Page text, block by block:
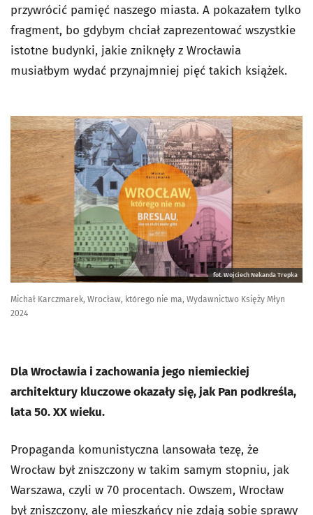
przywrócić pamięć naszego miasta. A pokazałem tylko
fragment, bo gdybym chciał zaprezentować wszystkie
istotne budynki, jakie zniknęły z Wrocławia
musiałbym wydać przynajmniej pięć takich książek.
fot. Wojciech Nekanda Trepka
Michał Karczmarek, Wrocław, którego nie ma, Wydawnictwo Księży Młyn
2024
Dla Wrocławia i zachowania jego niemieckiej
architektury kluczowe okazały się, jak Pan podkreśla,
lata 50. XX wieku.
Propaganda komunistyczna lansowała tezę, że
Wrocław był zniszczony w takim samym stopniu, jak
Warszawa, czyli w 70 procentach. Owszem, Wrocław
był zniszczony, ale mieszkańcy nie zdają sobie sprawy